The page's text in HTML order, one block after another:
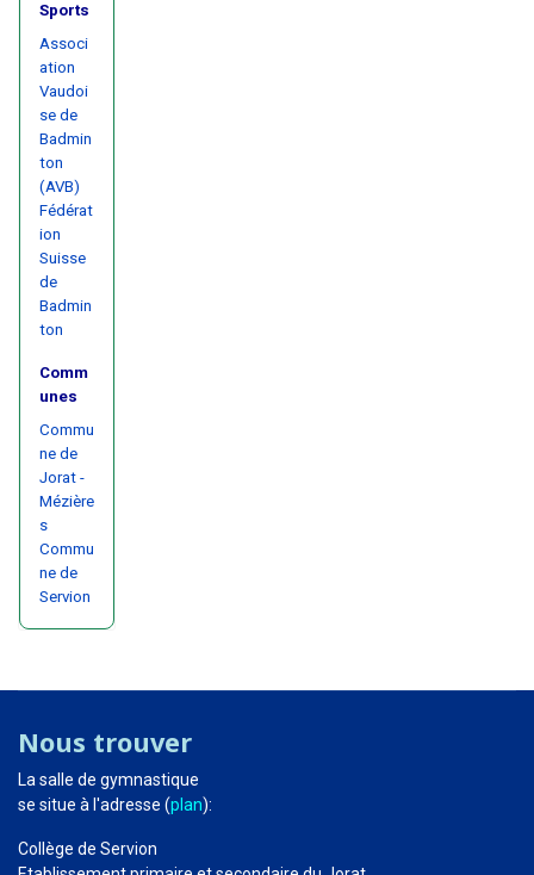
Sports
Associ
ation
Vaudoi
se de
Badmin
ton
(AVB)
Fédérat
ion
Suisse
de
Badmin
ton
Comm
unes
Commu
ne de
Jorat -
Mézière
s
Commu
ne de
Servion
Nous trouver
La salle de gymnastique
se situe à l'adresse (plan):
Collège de Servion